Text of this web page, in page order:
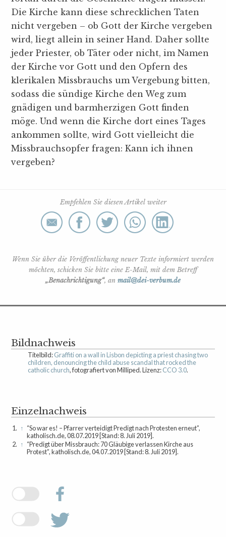
Die Kirche kann diese schrecklichen Taten
nicht vergeben – ob Gott der Kirche vergeben
wird, liegt allein in seiner Hand. Daher sollte
jeder Priester, ob Täter oder nicht, im Namen
der Kirche vor Gott und den Opfern des
klerikalen Missbrauchs um Vergebung bitten,
sodass die sündige Kirche den Weg zum
gnädigen und barmherzigen Gott finden
möge. Und wenn die Kirche dort eines Tages
ankommen sollte, wird Gott vielleicht die
Missbrauchsopfer fragen: Kann ich ihnen
vergeben?
Empfehlen Sie diesen Artikel weiter
Wenn Sie über die Veröffentlichung neuer Texte informiert werden
möchten, schicken Sie bitte eine E-Mail, mit dem Betreff
„Benachrichtigung“, an mail@dei-verbum.de
Bildnachweis
Titelbild:Graffiti on a wall in Lisbon depicting a priest chasing two
children, denouncing the child abuse scandal that rocked the
catholic church, fotografiert von Milliped. Lizenz:CCO 3.0.
Einzelnachweis
1. ↑ “So war es! – Pfarrer verteidigt Predigt nach Protesten erneut”,
katholisch.de, 08.07.2019 [Stand: 8. Juli 2019].
2. ↑ “Predigt über Missbrauch: 70 Gläubige verlassen Kirche aus
Protest”, katholisch.de, 04.07.2019 [Stand: 8. Juli 2019].